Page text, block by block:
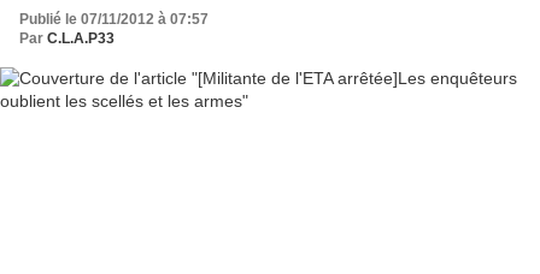
Publié le 07/11/2012 à 07:57
Par C.L.A.P33